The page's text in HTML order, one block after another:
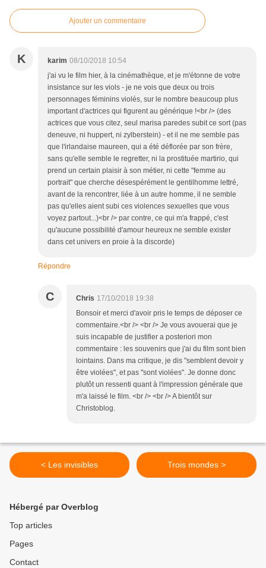
Ajouter un commentaire
K karim 08/10/2018 10:54
j'ai vu le film hier, à la cinémathèque, et je m'étonne de votre
insistance sur les viols - je ne vois que deux ou trois
personnages féminins violés, sur le nombre beaucoup plus
important d'actrices qui figurent au générique !<br /> (des
actrices que vous citez, seul marisa paredes subit ce sort (pas
deneuve, ni huppert, ni zylberstein) - et il ne me semble pas
que l'irlandaise maureen, qui a été déflorée par son frère,
sans qu'elle semble le regretter, ni la prostituée martirio, qui
prend un certain plaisir à son métier, ni cette "femme au
portrait" que cherche désespérément le gentilhomme lettré,
avant de la rencontrer, liée à un autre homme, il ne semble
pas qu'elles aient subi ces violences sexuelles que vous
voyez partout...)<br /> par contre, ce qui m'a frappé, c'est
qu'aucune possibilité d'amour heureux ne semble exister
dans cet univers en proie à la discorde)
Répondre
C Chris 17/10/2018 19:38
Bonsoir et merci d'avoir pris le temps de déposer ce
commentaire.<br /> <br /> Je vous avouerai que je
suis incapable de justifier a posteriori mon
commentaire : les souvenirs que j'ai du film sont bien
lointains. Dans ma critique, je dis "semblent devoir y
être violées", et pas "sont violées". Je donne donc
plutôt un ressenti quant à l'impression générale que
m'a laissé le film. <br /> <br /> A bientôt sur
Christoblog.
< Les invisibles Trois mondes >
Hébergé par Overblog
Top articles
Pages
Contact